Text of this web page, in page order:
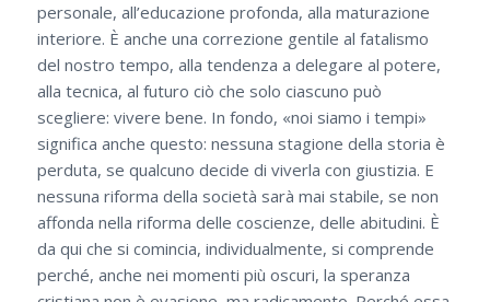
personale, all’educazione profonda, alla maturazione
interiore. È anche una correzione gentile al fatalismo
del nostro tempo, alla tendenza a delegare al potere,
alla tecnica, al futuro ciò che solo ciascuno può
scegliere: vivere bene. In fondo, «noi siamo i tempi»
significa anche questo: nessuna stagione della storia è
perduta, se qualcuno decide di viverla con giustizia. E
nessuna riforma della società sarà mai stabile, se non
affonda nella riforma delle coscienze, delle abitudini. È
da qui che si comincia, individualmente, si comprende
perché, anche nei momenti più oscuri, la speranza